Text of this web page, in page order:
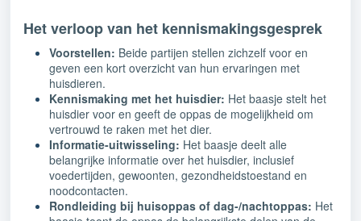
Het verloop van het kennismakingsgesprek
Voorstellen: Beide partijen stellen zichzelf voor en
geven een kort overzicht van hun ervaringen met
huisdieren.
Kennismaking met het huisdier: Het baasje stelt het
huisdier voor en geeft de oppas de mogelijkheid om
vertrouwd te raken met het dier.
Informatie-uitwisseling: Het baasje deelt alle
belangrijke informatie over het huisdier, inclusief
voedertijden, gewoonten, gezondheidstoestand en
noodcontacten.
Rondleiding bij huisoppas of dag-/nachtoppas: Het